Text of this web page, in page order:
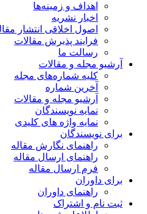
اهداف و زمینه‌ها
اخبار نشریه
اصول اخلاقی انتشار مقاله
فرایند پذیرش مقالات
رسالت ما
آرشیو مجله و مقالات
کلیه شماره‌های مجله
آخرین شماره
آرشیو مجله و مقالات
نمایه نویسندگان
نمایه واژه های کلیدی
برای نویسندگان
راهنمای نگارش مقاله
راهنمای ارسال مقاله
فرم ارسال مقاله
برای داوران
راهنمای داوران
ثبت نام و اشتراک